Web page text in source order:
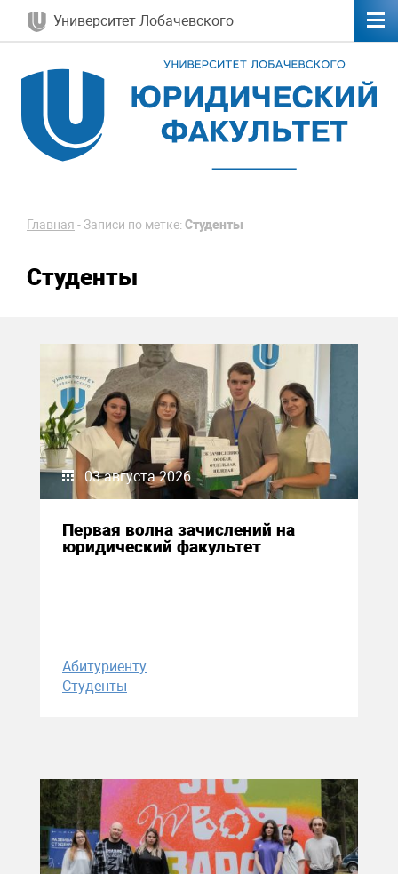
Университет Лобачевского
Главная -Записи по метке: Студенты
Студенты
03 августа 2026
Первая волна зачислений на
юридический факультет
Абитуриенту
Студенты